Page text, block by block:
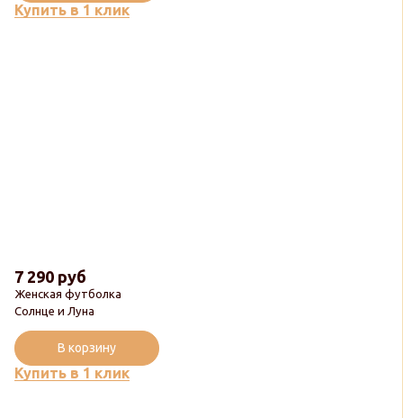
Купить в 1 клик
Женская футболка
Солнце и Луна
7 290 руб
Купить в 1 клик
В корзину